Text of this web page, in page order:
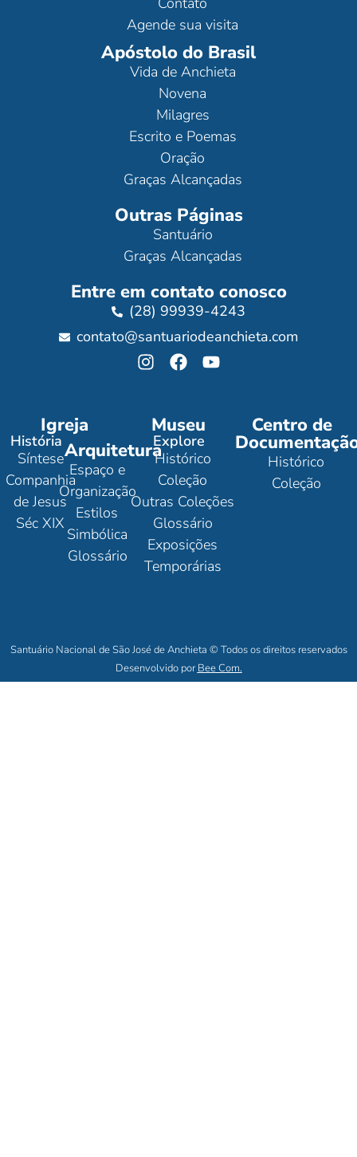
Agende sua visita
Apóstolo do Brasil
Vida de Anchieta
Novena
Milagres
Escrito e Poemas
Oração
Graças Alcançadas
Outras Páginas
Santuário
Graças Alcançadas
Entre em contato conosco
(28) 99939-4243
contato@santuariodeanchieta.com
Igreja
História
Síntese
Companhia
de Jesus
Séc XIX
Arquitetura
Espaço e
Organização
Estilos
Simbólica
Glossário
Museu
Explore
Histórico
Coleção
Outras Coleções
Glossário
Exposições
Temporárias
Centro de
Histórico
Coleção
Santuário Nacional de São José de Anchieta © Todos os direitos reservados
Desenvolvido porBee Com.